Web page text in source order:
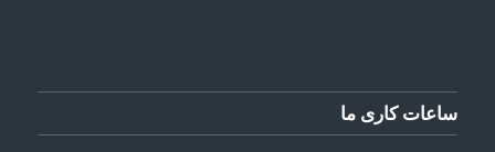
ساعات کاری ما